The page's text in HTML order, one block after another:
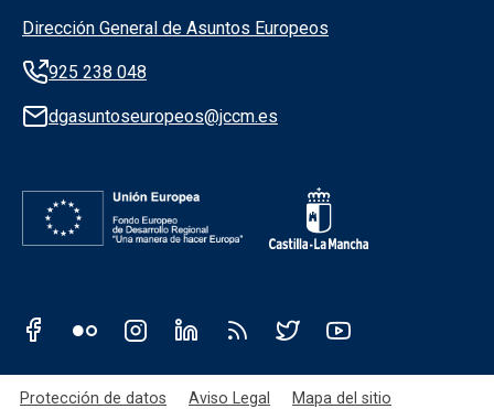
Información de la institución
Dirección General de Asuntos Europeos
925 238 048
dgasuntoseuropeos@jccm.es
Redes sociales JCCM
Menú legal
Protección de datos Aviso Legal Mapa del sitio